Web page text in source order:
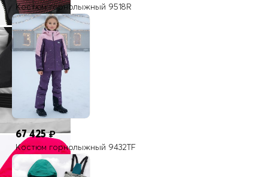
Костюм горнолыжный 9518R
67 425₽
Костюм горнолыжный 9432TF